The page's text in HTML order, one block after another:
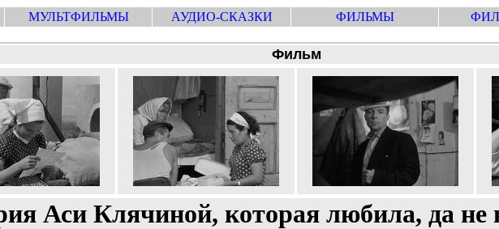
МУЛЬТФИЛЬМЫ АУДИО-СКАЗКИ ФИЛЬМЫ
Фильм
Аси Клячиной, которая любила, да